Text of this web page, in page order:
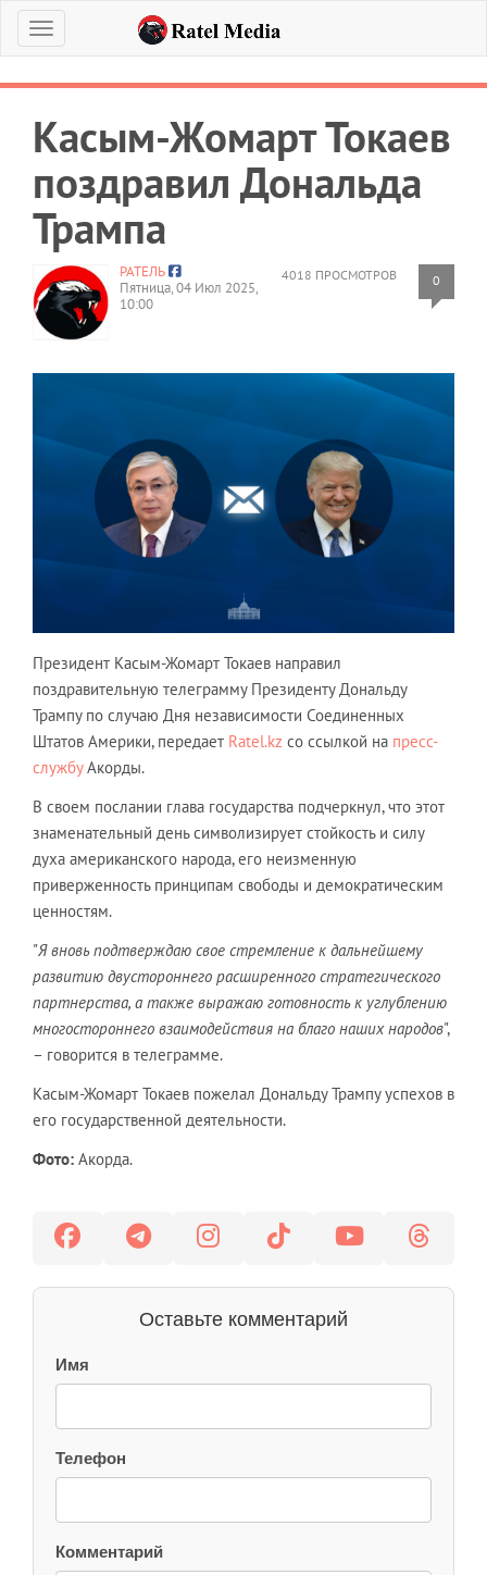
Меню
Касым-Жомарт Токаев
поздравил Дональда
Трампа
4018 ПРОСМОТРОВ 0
РАТЕЛЬ
Пятница, 04 Июл 2025,
10:00
Президент Касым-Жомарт Токаев направил
поздравительную телеграмму Президенту Дональду
Трампу по случаю Дня независимости Соединенных
Штатов Америки, передает Ratel.kz со ссылкой на пресс-
службуАкорды.
В своем послании глава государства подчеркнул, что этот
знаменательный день символизирует стойкость и силу
духа американского народа, его неизменную
приверженность принципам свободы и демократическим
ценностям.
"Я вновь подтверждаю свое стремление к дальнейшему
развитию двустороннего расширенного стратегического
партнерства, а также выражаю готовность к углублению
многостороннего взаимодействия на благо наших народов",
– говорится в телеграмме.
Касым-Жомарт Токаев пожелал Дональду Трампу успехов в
его государственной деятельности.
Фото: Акорда.
Оставьте комментарий
Имя
Телефон
Комментарий